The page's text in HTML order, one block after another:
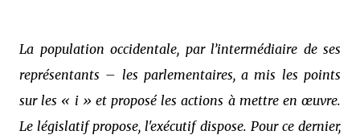
La population occidentale, par l’intermédiaire de ses
représentants – les parlementaires, a mis les points
sur les « i » et proposé les actions à mettre en œuvre.
Le législatif propose, l'exécutif dispose. Pour ce dernier,